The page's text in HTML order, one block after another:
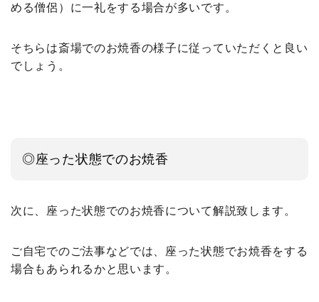
める僧侶）に一礼をする場合が多いです。
そちらは斎場でのお焼香の様子に従っていただくと良い
でしょう。
◎座った状態でのお焼香
次に、座った状態でのお焼香について解説致します。
ご自宅でのご法事などでは、座った状態でお焼香をする
場合もあられるかと思います。